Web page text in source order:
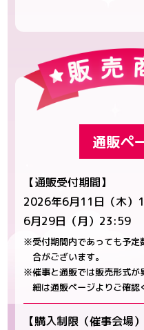
通販ペ
【通販受付期間】
2026年6月11日（木）
6月29日（月）23:59
※受付期間内であっても予定
合がございます。
※催事と通販では販売形式が
細は通販ページよりご確認
【購入制限（催事会場）